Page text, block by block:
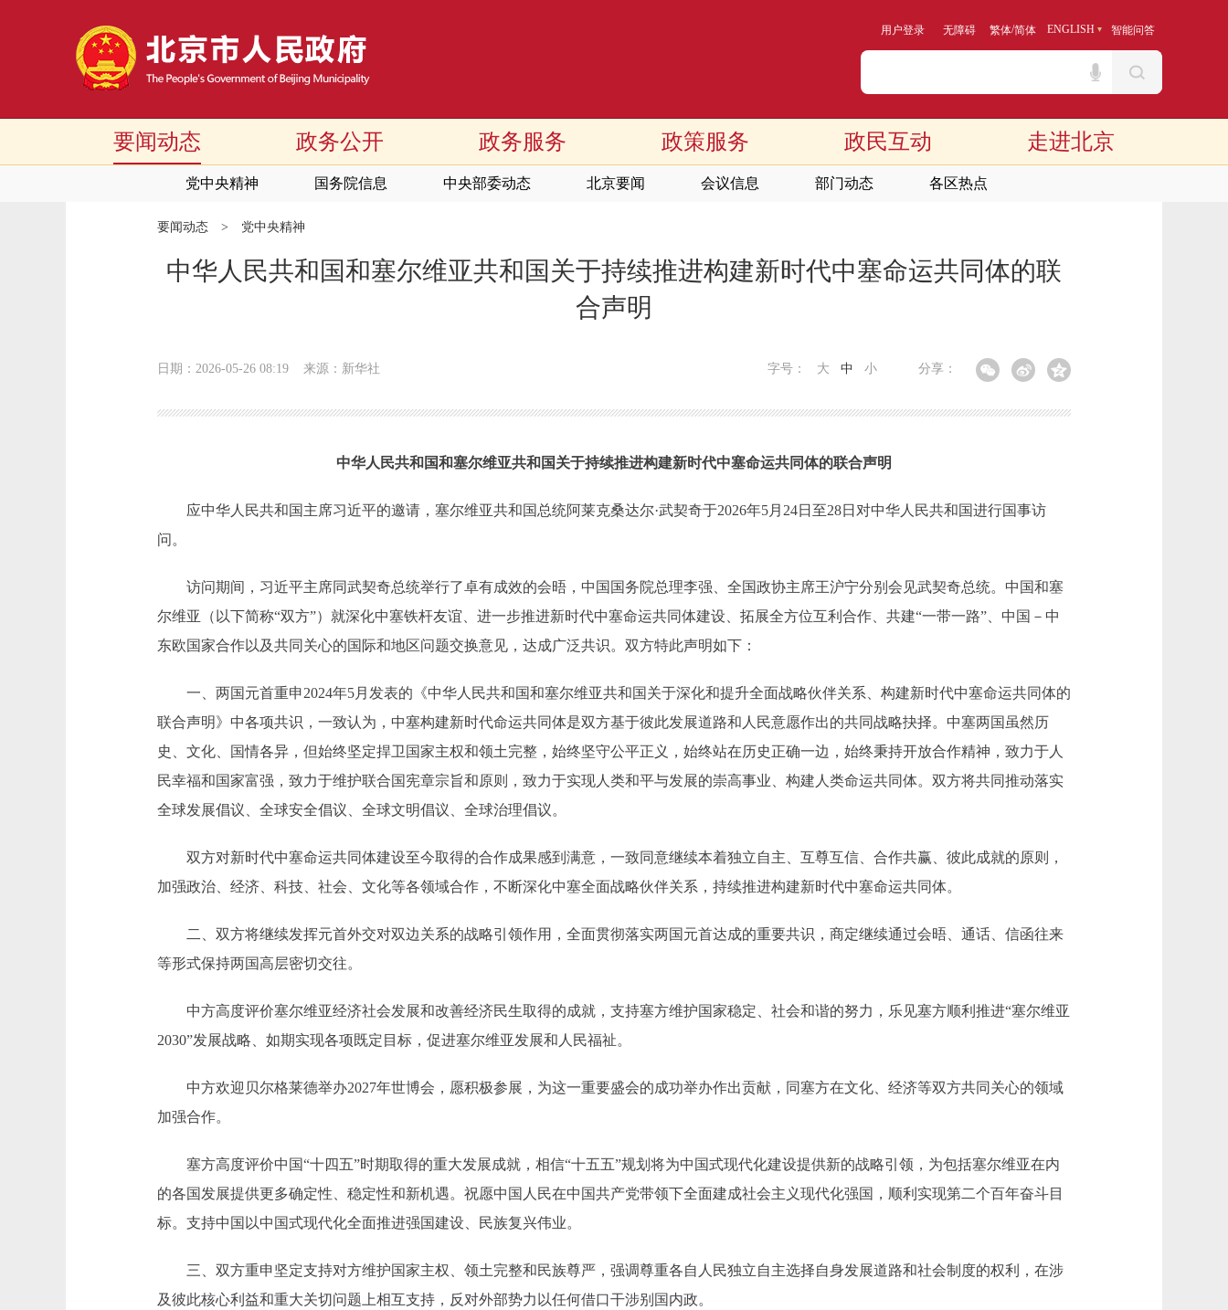
用户登录 无障碍 繁体/简体 ENGLISH 智能问答
要闻动态
党中央精神 国务院信息 中央部委动态 北京要闻 会议信息 部门动态 各区热点
政务公开 政务服务 政策服务 政民互动 走进北京
要闻动态 > 党中央精神
中华人民共和国和塞尔维亚共和国关于持续推进构建新时代中塞命运共同体的联
合声明
日期：2026-05-26 08:19 来源：新华社 分享：
字号： 大 中 小
中华人民共和国和塞尔维亚共和国关于持续推进构建新时代中塞命运共同体的联合声明
应中华人民共和国主席习近平的邀请，塞尔维亚共和国总统阿莱克桑达尔·武契奇于2026年5月24日至28日对中华人民共和国进行国事访
问。
访问期间，习近平主席同武契奇总统举行了卓有成效的会晤，中国国务院总理李强、全国政协主席王沪宁分别会见武契奇总统。中国和塞
尔维亚（以下简称“双方”）就深化中塞铁杆友谊、进一步推进新时代中塞命运共同体建设、拓展全方位互利合作、共建“一带一路”、中国－中
东欧国家合作以及共同关心的国际和地区问题交换意见，达成广泛共识。双方特此声明如下：
一、两国元首重申2024年5月发表的《中华人民共和国和塞尔维亚共和国关于深化和提升全面战略伙伴关系、构建新时代中塞命运共同体的
联合声明》中各项共识，一致认为，中塞构建新时代命运共同体是双方基于彼此发展道路和人民意愿作出的共同战略抉择。中塞两国虽然历
史、文化、国情各异，但始终坚定捍卫国家主权和领土完整，始终坚守公平正义，始终站在历史正确一边，始终秉持开放合作精神，致力于人
民幸福和国家富强，致力于维护联合国宪章宗旨和原则，致力于实现人类和平与发展的崇高事业、构建人类命运共同体。双方将共同推动落实
全球发展倡议、全球安全倡议、全球文明倡议、全球治理倡议。
双方对新时代中塞命运共同体建设至今取得的合作成果感到满意，一致同意继续本着独立自主、互尊互信、合作共赢、彼此成就的原则，
加强政治、经济、科技、社会、文化等各领域合作，不断深化中塞全面战略伙伴关系，持续推进构建新时代中塞命运共同体。
二、双方将继续发挥元首外交对双边关系的战略引领作用，全面贯彻落实两国元首达成的重要共识，商定继续通过会晤、通话、信函往来
等形式保持两国高层密切交往。
中方高度评价塞尔维亚经济社会发展和改善经济民生取得的成就，支持塞方维护国家稳定、社会和谐的努力，乐见塞方顺利推进“塞尔维亚
2030”发展战略、如期实现各项既定目标，促进塞尔维亚发展和人民福祉。
中方欢迎贝尔格莱德举办2027年世博会，愿积极参展，为这一重要盛会的成功举办作出贡献，同塞方在文化、经济等双方共同关心的领域
加强合作。
塞方高度评价中国“十四五”时期取得的重大发展成就，相信“十五五”规划将为中国式现代化建设提供新的战略引领，为包括塞尔维亚在内
的各国发展提供更多确定性、稳定性和新机遇。祝愿中国人民在中国共产党带领下全面建成社会主义现代化强国，顺利实现第二个百年奋斗目
标。支持中国以中国式现代化全面推进强国建设、民族复兴伟业。
三、双方重申坚定支持对方维护国家主权、领土完整和民族尊严，强调尊重各自人民独立自主选择自身发展道路和社会制度的权利，在涉
及彼此核心利益和重大关切问题上相互支持，反对外部势力以任何借口干涉别国内政。